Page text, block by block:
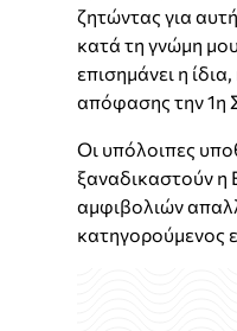
ζητώντας για
κατά τη γνώμη
επισημάνει η
απόφασης την 1η
Οι υπόλοιπες
ξαναδικαστούν η
αμφιβολιών
κατηγορούμενος